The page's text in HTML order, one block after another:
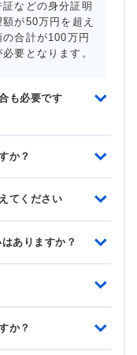
などの身分証明
が50万円を超え
合計が100万円
要となります。
も必要です
か？
てください
ありますか？
か？